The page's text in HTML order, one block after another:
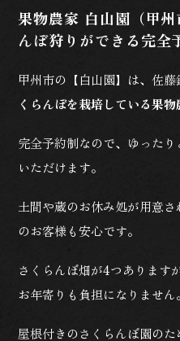
果物農家 白山園（甲
んぼ狩りができる完全
甲州市の【白山園】は、佐藤
くらんぼを栽培している果物
完全予約制なので、ゆった
いただけます。
土間や蔵のお休み処が用意
のお客様も安心です。
さくらんぼ畑が4つあります
お年寄りも負担になりません。
屋根付きのさくらんぼ園のた